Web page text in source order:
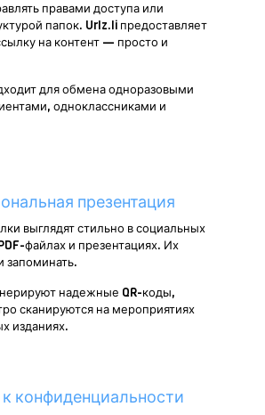
правами доступа или
папок. Urlz.li предоставляет
на контент — просто и
для обмена одноразовыми
одноклассниками и
презентация
выглядят стильно в социальных
файлах и презентациях. Их
запоминать.
надежные QR-коды,
сканируются на мероприятиях
изданиях.
конфиденциальности